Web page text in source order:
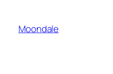
contenido
Moondale